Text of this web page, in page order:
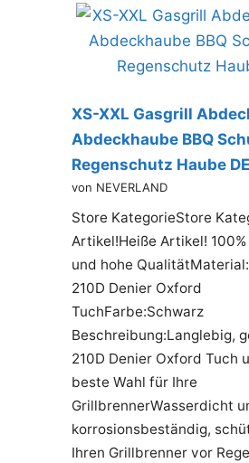
XS-XXL Gasgrill
Abdeckhaube BBQ
Regenschutz Haube
von NEVERLAND
Store KategorieStore
Artikel!Heiße Artikel!
und hohe
210D Denier Oxford
TuchFarbe:Schwarz
Beschreibung:Langlebig,
210D Denier Oxford Tuch
beste Wahl für Ihre
GrillbrennerWasserdicht
korrosionsbeständig,
Ihren Grillbrenner vor